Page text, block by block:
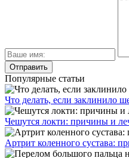
Популярные статьи
Что делать, если заклинило
Чешутся локти: причины и
Артрит коленного сустава: